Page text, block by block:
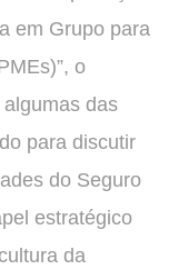
em Grupo para
o
das
para discutir
do Seguro
estratégico
da